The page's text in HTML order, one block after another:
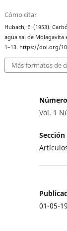
Cómo citar
Hubach, E. (1953).
agua sal de
1–13. https://doi.org/
Más formatos de
Número
Vol. 1
Sección
01-05-